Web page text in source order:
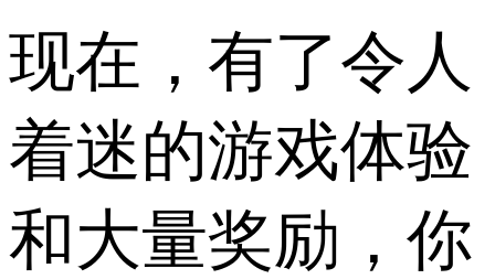
现在，有了令人
着迷的游戏体验
和大量奖励，你